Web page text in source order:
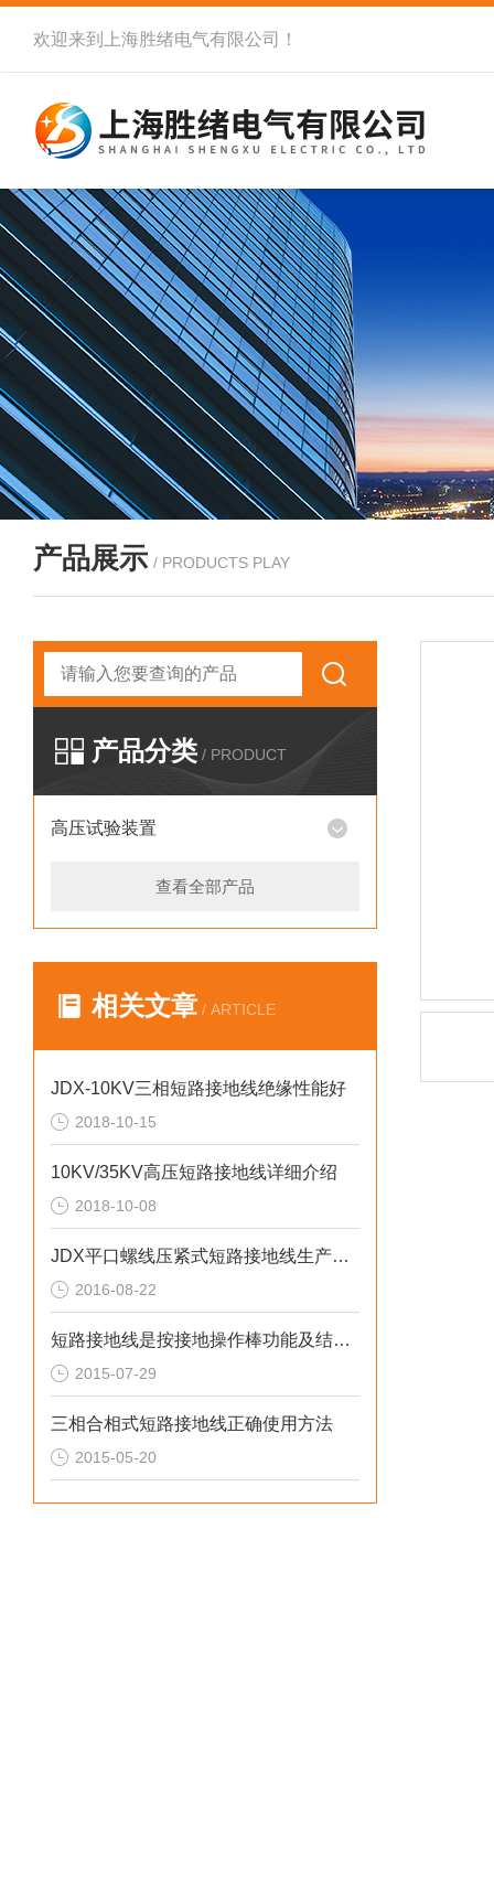
欢迎来到 上海胜绪电气有限公司 ！
产品展示 / PRODUCTS PLAY
产品分类 / PRODUCT
高压试验装置
查看全部产品
相关文章 / ARTICLE
JDX-10KV三相短路接地线绝缘性能好
2018-10-15
10KV/35KV高压短路接地线详细介绍
2018-10-08
JDX平口螺线压紧式短路接地线生产厂家
2016-08-22
短路接地线是按接地操作棒功能及结构分类
2015-07-29
三相合相式短路接地线正确使用方法
2015-05-20